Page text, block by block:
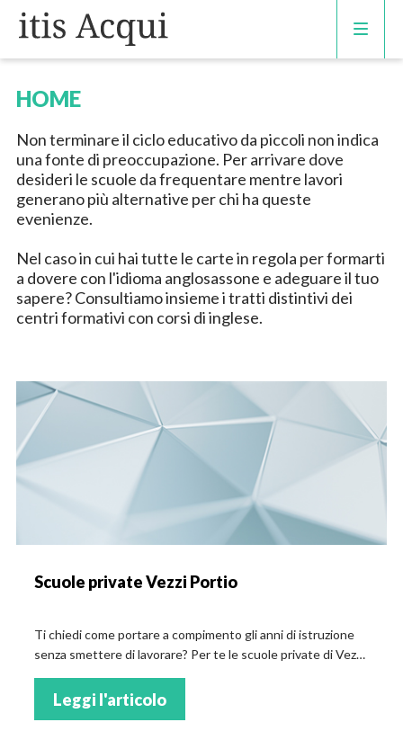
SCUOLE PRIVATE
SCUOLE SERALI
HOME
Non terminare il ciclo educativo da piccoli non indica
una fonte di preoccupazione. Per arrivare dove
desideri le scuole da frequentare mentre lavori
generano più alternative per chi ha queste
evenienze.
Nel caso in cui hai tutte le carte in regola per formarti
a dovere con l'idioma anglosassone e adeguare il tuo
sapere? Consultiamo insieme i tratti distintivi dei
centri formativi con corsi di inglese.
Scuole private Vezzi Portio
Ti chiedi come portare a compimento gli anni di istruzione
senza smettere di lavorare? Per te le scuole private di Vezzi
Leggi l'articolo